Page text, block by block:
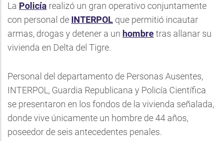
La Policía realizó un gran operativo conjuntamente
con personal de INTERPOL que permitió incautar
armas, drogas y detener a un hombretras allanar su
vivienda en Delta del Tigre.
Personal del departamento de Personas Ausentes,
INTERPOL, Guardia Republicana y Policía Científica
se presentaron en los fondos de la vivienda señalada,
donde vive únicamente un hombre de 44 años,
poseedor de seis antecedentes penales.